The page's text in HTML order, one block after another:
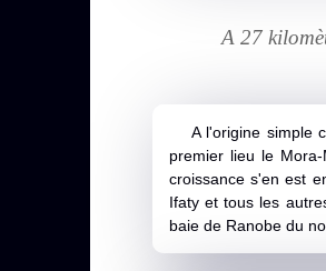
A 27
A l'origine simple
premier lieu le
croissance s'en est
Ifaty et tous les
baie de Ranobe du